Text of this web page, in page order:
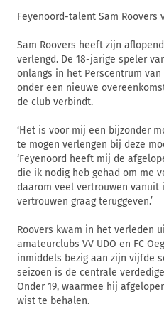
Feyenoord-talent Sam Roovers
Sam Roovers heeft zijn
verlengd. De 18-jarige speler
onlangs in het Perscentrum
onder een nieuwe
de club verbindt.
‘Het is voor mij een bijzonder
te mogen verlengen bij deze
‘Feyenoord heeft mij de
die ik nodig heb gehad om me
daarom veel vertrouwen vanuit
vertrouwen graag teruggeven.’
Roovers kwam in het verleden
amateurclubs VV UDO en FC
inmiddels bezig aan zijn vijfde
seizoen is de centrale
Onder 19, waarmee hij
wist te behalen.